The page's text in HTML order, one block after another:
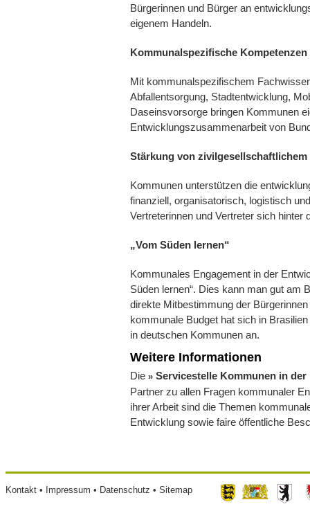
Bürgerinnen und Bürger an
eigenem Handeln.
Kommunalspezifische
Mit kommunalspezifischem
Abfallentsorgung, Stadtentwicklung,
Daseinsvorsorge bringen Kommunen
Entwicklungszusammenarbeit von
Stärkung von zivilgesellschaftlichem
Kommunen unterstützen die
finanziell, organisatorisch, logistisch
Vertreterinnen und Vertreter sich hinter
„Vom Süden lernen“
Kommunales Engagement in der
Süden lernen“. Dies kann man gut am
direkte Mitbestimmung der
kommunale Budget hat sich in
in deutschen Kommunen an.
Weitere Informationen
Die
Servicestelle Kommunen in der
Partner zu allen Fragen kommunaler
ihrer Arbeit sind die Themen
Entwicklung sowie faire öffentliche
Footer
Kontakt Impressum Datenschutz Sitemap